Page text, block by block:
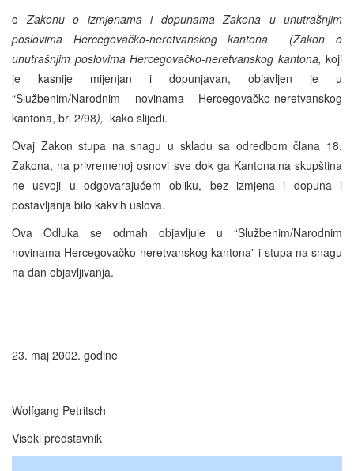
o Zakonu o izmjenama i dopunama Zakona u unutrašnjim
poslovima Hercegovačko-neretvanskog kantona (Zakon o
unutrašnjim poslovima Hercegovačko-neretvanskog kantona, koji
je kasnije mijenjan i dopunjavan, objavljen je u
“Službenim/Narodnim novinama Hercegovačko-neretvanskog
kantona, br. 2/98), kako slijedi.
Ovaj Zakon stupa na snagu u skladu sa odredbom člana 18.
Zakona, na privremenoj osnovi sve dok ga Kantonalna skupština
ne usvoji u odgovarajućem obliku, bez izmjena i dopuna i
postavljanja bilo kakvih uslova.
Ova Odluka se odmah objavljuje u “Službenim/Narodnim
novinama Hercegovačko-neretvanskog kantona” i stupa na snagu
na dan objavljivanja.
23. maj 2002. godine
Wolfgang Petritsch
Visoki predstavnik